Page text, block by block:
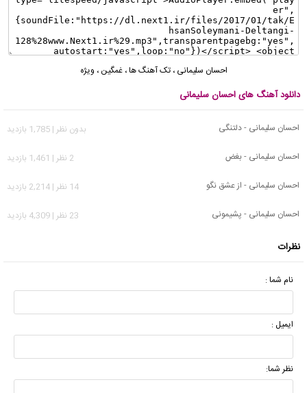
احسان سلیمانی ،تک آهنگ ها،غمگین ، ویژه
دانلود آهنگ های احسان سلیمانی
احسان سلیمانی - دلتنگی
بدون نظر | 1,785 بازدید
احسان سلیمانی - بغض
2 نظر | 1,461 بازدید
احسان سلیمانی - از عشق نگو
14 نظر | 2,214 بازدید
احسان سلیمانی - پشیمونی
23 نظر | 4,309 بازدید
نظرات
نام شما :
ایمیل :
نظر شما: